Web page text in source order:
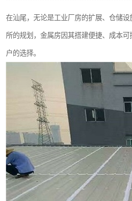
在汕尾，无论是工业厂房的扩展、仓储
所的规划，金属房因其搭建便捷、成本
户的选择。